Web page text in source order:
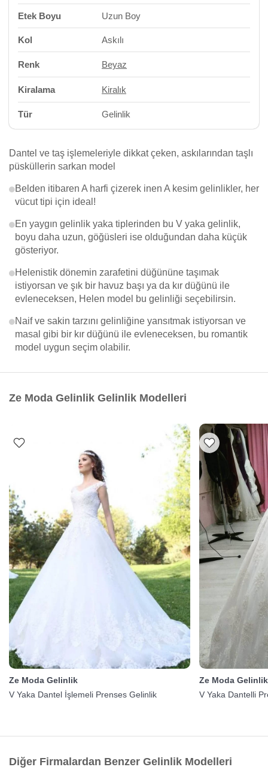
Etek Boyu Uzun Boy
Kol Askılı
Renk Beyaz
Kiralama Kiralık
Tür Gelinlik
Dantel ve taş işlemeleriyle dikkat çeken, askılarından taşlı
püsküllerin sarkan model
Belden itibaren A harfi çizerek inen A kesim gelinlikler, her
vücut tipi için ideal!
En yaygın gelinlik yaka tiplerinden bu V yaka gelinlik,
boyu daha uzun, göğüsleri ise olduğundan daha küçük
gösteriyor.
Helenistik dönemin zarafetini düğününe taşımak
istiyorsan ve şık bir havuz başı ya da kır düğünü ile
evleneceksen, Helen model bu gelinliği seçebilirsin.
Naif ve sakin tarzını gelinliğine yansıtmak istiyorsan ve
masal gibi bir kır düğünü ile evleneceksen, bu romantik
model uygun seçim olabilir.
Ze Moda Gelinlik Gelinlik Modelleri
Ze Moda Gelinlik
V Yaka Dantel İşlemeli Prenses Gelinlik
Ze Moda Gelinlik
V Yaka Dantelli
Diğer Firmalardan Benzer Gelinlik Modelleri